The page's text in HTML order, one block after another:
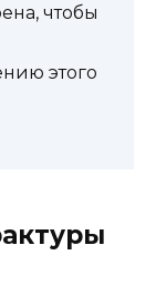
чтобы
этого